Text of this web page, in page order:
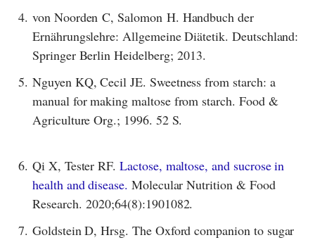
4. von Noorden C, Salomon H. Handbuch der
Ernährungslehre: Allgemeine Diätetik. Deutschland:
Springer Berlin Heidelberg; 2013.
5. Nguyen KQ, Cecil JE. Sweetness from starch: a
manual for making maltose from starch. Food &
Agriculture Org.; 1996. 52 S.
6. Qi X, Tester RF.Lactose, maltose, and sucrose in
health and disease. Molecular Nutrition & Food
Research. 2020;64(8):1901082.
7. Goldstein D, Hrsg. The Oxford companion to sugar